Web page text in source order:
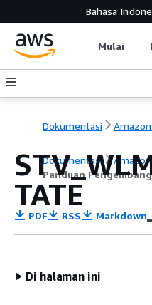
Bahasa
Mulai
Dokumentasi
Dokumentasi
Panduan
TATE
PDF RSS Markdown
Di halaman ini